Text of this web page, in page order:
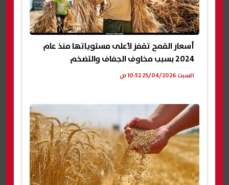
أسعار القمح تقفز لأعلى مستوياتها منذ عام
2024 بسبب مخاوف الجفاف والتضخم
السبت 25/04/2026 10:52 ص